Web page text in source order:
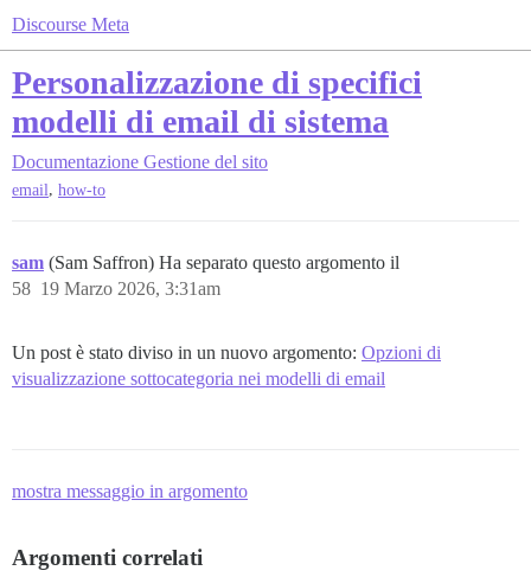
Discourse Meta
Personalizzazione di specifici
modelli di email di sistema
Documentazione Gestione del sito
email, how-to
sam (Sam Saffron) Ha separato questo argomento il
19 Marzo 2026, 3:31am
58
Un post è stato diviso in un nuovo argomento: Opzioni di
visualizzazione sottocategoria nei modelli di email
mostra messaggio in argomento
Argomenti correlati